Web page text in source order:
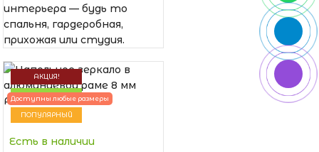
интерьера — будь то
спальня, гардеробная,
прихожая или студия.
АКЦИЯ!
НОВИНКА
ПОПУЛЯРНЫЙ
Доступны любые размеры
Есть в наличии